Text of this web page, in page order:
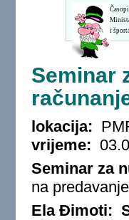
i
Seminar
lokacija:
vrijeme:
Seminar za
na predavanje
Ela Đimoti: